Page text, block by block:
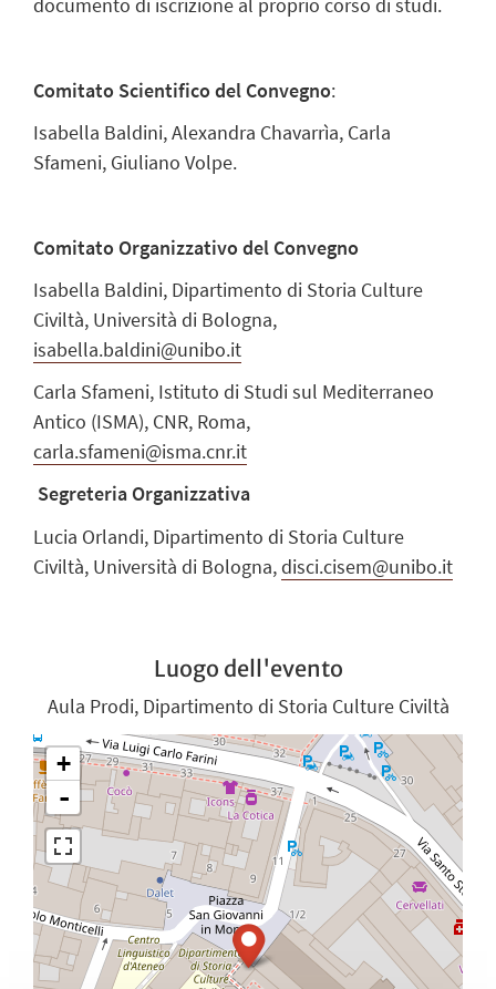
documento di iscrizione al proprio corso di studi.
Comitato Scientifico del Convegno:
Isabella Baldini, Alexandra Chavarrìa, Carla
Sfameni, Giuliano Volpe.
Comitato Organizzativo del Convegno
Isabella Baldini, Dipartimento di Storia Culture
Civiltà, Università di Bologna,
isabella.baldini@unibo.it
Carla Sfameni, Istituto di Studi sul Mediterraneo
Antico (ISMA), CNR, Roma,
carla.sfameni@isma.cnr.it
Segreteria Organizzativa
Lucia Orlandi, Dipartimento di Storia Culture
Civiltà, Università di Bologna,disci.cisem@unibo.it
Luogo dell'evento
+
-
Aula Prodi, Dipartimento di Storia Culture Civiltà